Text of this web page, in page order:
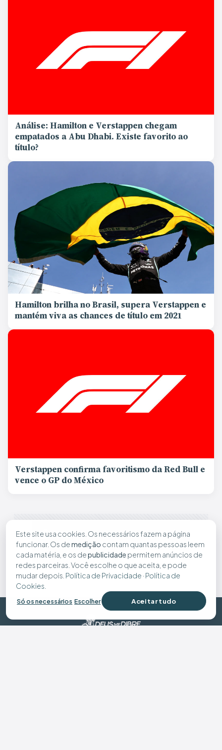
Análise: Hamilton e Verstappen chegam
empatados a Abu Dhabi. Existe favorito ao
título?
Hamilton brilha no Brasil, supera Verstappen e
mantém viva as chances de título em 2021
Verstappen confirma favoritismo da Red Bull e
vence o GP do México
Este site usa cookies. Os necessários fazem a página
funcionar. Os demedição contam quantas pessoas leem
cada matéria, e os depublicidade permitem anúncios de
redes parceiras. Você escolhe o que aceita, e pode
mudar depois. Política de Privacidade · Política de
Cookies.
Só os necessários Escolher Aceitar tudo